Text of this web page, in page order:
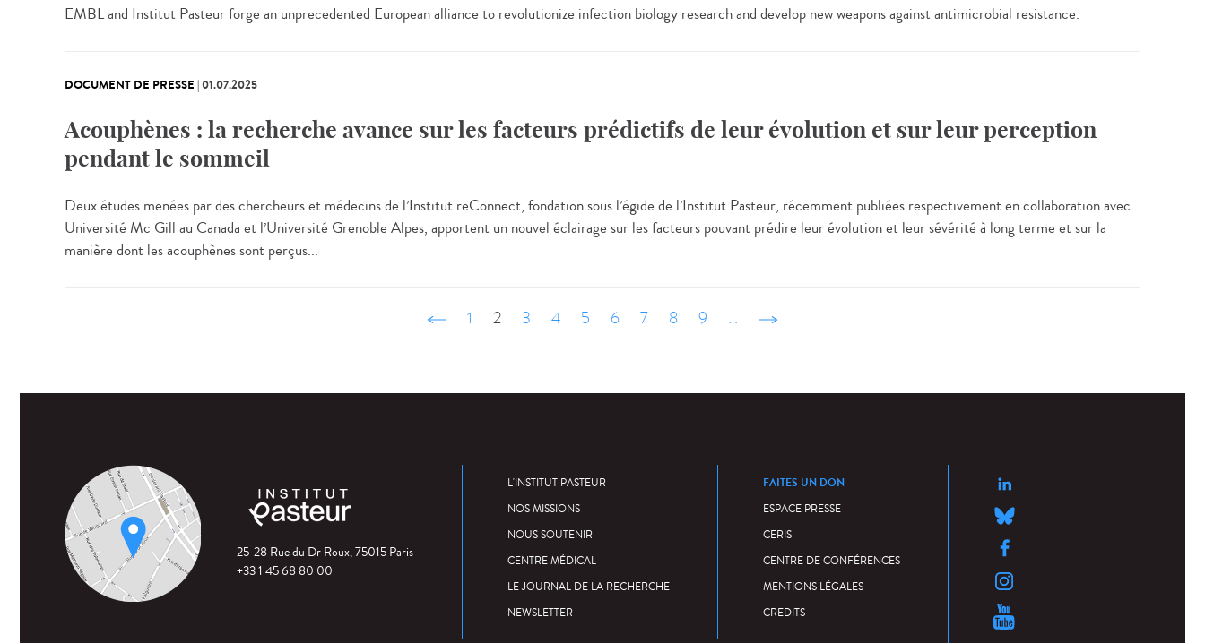
EMBL and Institut Pasteur forge an unprecedented European alliance to revolutionize infection biology research and develop new weapons against antimicrobial resistance.
DOCUMENT DE PRESSE |01.07.2025
Acouphènes : la recherche avance sur les facteurs prédictifs de leur évolution et sur leur perception
pendant le sommeil
Deux études menées par des chercheurs et médecins de l’Institut reConnect, fondation sous l’égide de l’Institut Pasteur, récemment publiées respectivement en collaboration avec
Université Mc Gill au Canada et l’Université Grenoble Alpes, apportent un nouvel éclairage sur les facteurs pouvant prédire leur évolution et leur sévérité à long terme et sur la
manière dont les acouphènes sont perçus...
‹ précédent
1 2 3 4 5 6 7 8 9 … suivant ›
25-28 Rue du Dr Roux, 75015 Paris
+33 1 45 68 80 00
L'INSTITUT PASTEUR
NOS MISSIONS
NOUS SOUTENIR
CENTRE MÉDICAL
LE JOURNAL DE LA RECHERCHE
NEWSLETTER
FAITES UN DON
ESPACE PRESSE
CERIS
CENTRE DE CONFÉRENCES
MENTIONS LÉGALES
CREDITS